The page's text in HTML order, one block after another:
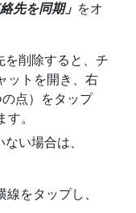
絡先を同期」 をオ
を削除すると、チ
ットを開き、右
の点）をタップ
す。
い場合は、
をタップし、